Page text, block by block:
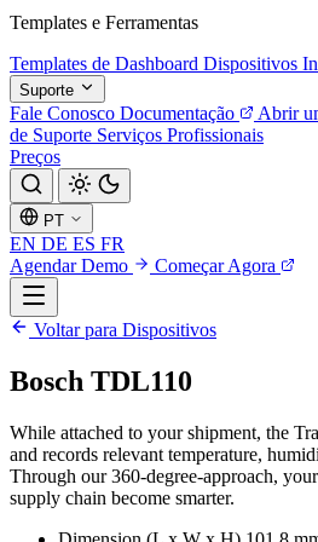
Templates e Ferramentas
Templates de Dashboard Dispositivos
Suporte
Fale Conosco Documentação Abrir
de Suporte Serviços Profissionais
Preços
PT
EN DE ES FR
Agendar Demo
Começar Agora
Voltar para Dispositivos
Bosch TDL110
While attached to your shipment, the
and records relevant temperature,
Through our 360-degree-approach,
supply chain become smarter.